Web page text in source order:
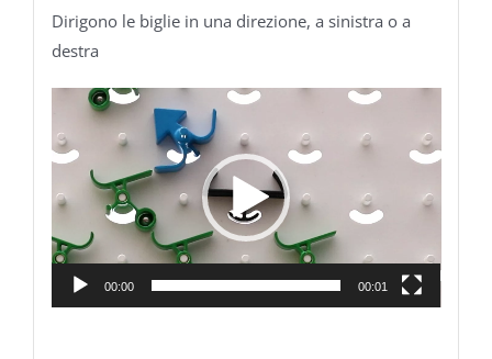
Dirigono le biglie in una direzione, a sinistra o a
destra
Video
Player
00:00 00:01